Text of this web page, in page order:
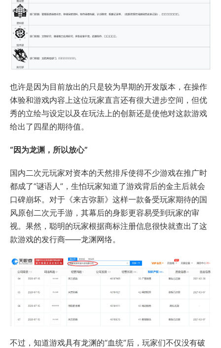
也许是因为目前放出的只是较为早期的开发版本，在操作
体验和游戏内容上这位玩家直言还有很大进步空间，但优
秀的立绘与设定以及在玩法上的创新还是使他对这款游戏
给出了四星的期待值。
“因为龙渊，所以放心”
国内二次元玩家对资本的天然排斥使得不少游戏在推广时
都成了“谜语人”，生怕玩家知道了游戏背后的金主后就会
口碑崩坏。对于《来古弥新》这样一款备受玩家期待的国
风原创二次元手游，其幕后的身影更容易受到玩家的审
视。果然，聪明的玩家根据商标注册信息很快就查出了这
款游戏的发行商——龙渊网络。
不过，知道游戏具有龙渊的“血统”后，玩家们不仅没有破